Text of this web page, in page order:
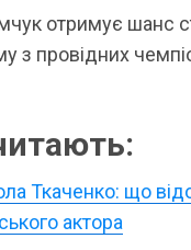
отримує шанс
з провідних
Ткаченко: що
актора